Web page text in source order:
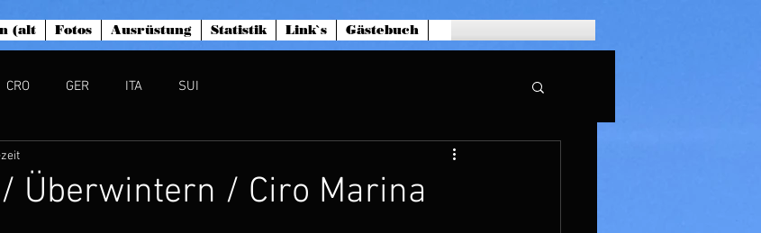
(alt Fotos Ausrüstung Statistik Link`s Gästebuch
CRO GER ITA SUI
Überwintern / Ciro Marina